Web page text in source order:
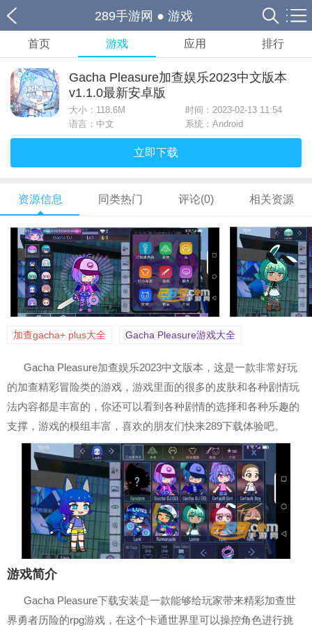
289手游网 ● 游戏
首页 游戏 应用 排行
Gacha Pleasure加查娱乐2023中文版本
v1.1.0最新安卓版
大小： 118.6M
时间：2023-02-13 11:54
语言：中文
系统：Android
立即下载
资源信息 同类热门 评论(0) 相关资源
加查gacha+ plus大全 Gacha Pleasure游戏大全
Gacha Pleasure加查娱乐2023中文版本，这是一款非常好玩
的加查精彩冒险类的游戏，游戏里面的很多的皮肤和各种剧情玩
法内容都是丰富的，你还可以看到各种剧情的选择和各种乐趣的
支撑，游戏的模组丰富，喜欢的朋友们快来289下载体验吧。
游戏简介
Gacha Pleasure下载安装是一款能够给玩家带来精彩加查世
界勇者历险的rpg游戏，在这个卡通世界里可以操控角色进行挑